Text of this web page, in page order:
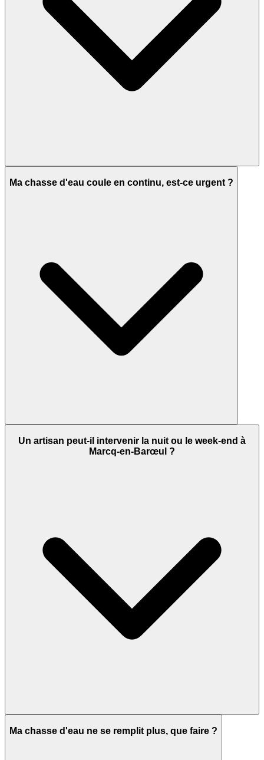
Ma chasse d'eau coule en continu, est-ce urgent ?
Un artisan peut-il intervenir la nuit ou le week-end à
Marcq-en-Barœul ?
Ma chasse d'eau ne se remplit plus, que faire ?